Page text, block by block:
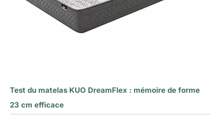
Test du matelas KUO DreamFlex : mémoire de forme
23 cm efficace